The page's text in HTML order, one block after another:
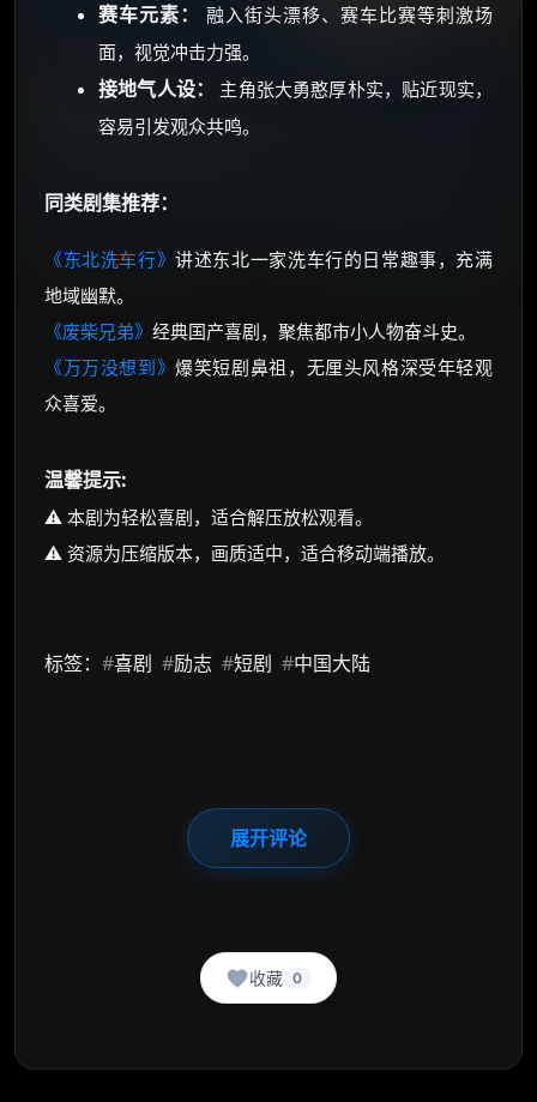
赛车元素：
融入街头漂移、赛车比赛等刺激场
面，视觉冲击力强。
接地气人设：
主角张大勇憨厚朴实，贴近现实，
容易引发观众共鸣。
同类剧集推荐：
《东北洗车行》讲述东北一家洗车行的日常趣事，充满
地域幽默。
《废柴兄弟》 经典国产喜剧，聚焦都市小人物奋斗史。
《万万没想到》爆笑短剧鼻祖，无厘头风格深受年轻观
众喜爱。
温馨提示:
⚠️ 本剧为轻松喜剧，适合解压放松观看。
⚠️ 资源为压缩版本，画质适中，适合移动端播放。
标签： #喜剧 #励志 #短剧 #中国大陆
展开评论
收藏 0